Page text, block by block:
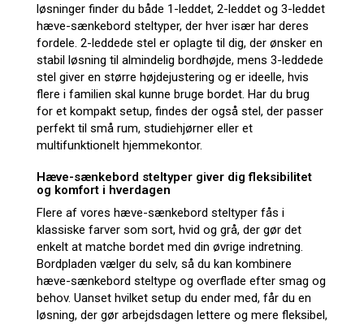
løsninger finder du både 1-leddet, 2-leddet og 3-leddet
hæve-sænkebord steltyper, der hver især har deres
fordele. 2-leddede stel er oplagte til dig, der ønsker en
stabil løsning til almindelig bordhøjde, mens 3-leddede
stel giver en større højdejustering og er ideelle, hvis
flere i familien skal kunne bruge bordet. Har du brug
for et kompakt setup, findes der også stel, der passer
perfekt til små rum, studiehjørner eller et
multifunktionelt hjemmekontor.
Hæve-sænkebord steltyper giver dig fleksibilitet
og komfort i hverdagen
Flere af vores hæve-sænkebord steltyper fås i
klassiske farver som sort, hvid og grå, der gør det
enkelt at matche bordet med din øvrige indretning.
Bordpladen vælger du selv, så du kan kombinere
hæve-sænkebord steltype og overflade efter smag og
behov. Uanset hvilket setup du ender med, får du en
løsning, der gør arbejdsdagen lettere og mere fleksibel,